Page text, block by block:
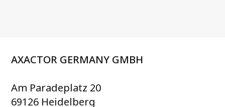
AXACTOR GERMANY GMBH
Am Paradeplatz 20
69126 Heidelberg